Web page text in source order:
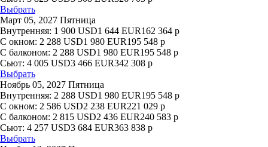
Выбрать
Март 05, 2027 Пятница
Внутренняя: 1 900 USD1 644 EUR162 364 р
С окном: 2 288 USD1 980 EUR195 548 р
С балконом: 2 288 USD1 980 EUR195 548 р
Сьют: 4 005 USD3 466 EUR342 308 р
Выбрать
Ноябрь 05, 2027 Пятница
Внутренняя: 2 288 USD1 980 EUR195 548 р
С окном: 2 586 USD2 238 EUR221 029 р
С балконом: 2 815 USD2 436 EUR240 583 р
Сьют: 4 257 USD3 684 EUR363 838 р
Выбрать